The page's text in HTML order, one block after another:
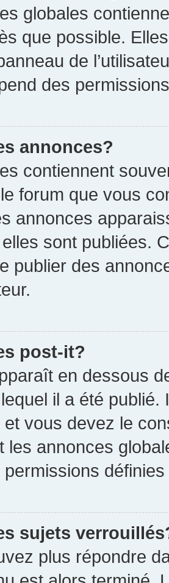
globales
que possible.
de
des
annonces?
contiennent
forum que vous
annonces
sont publiées.
publier des
post-it?
en dessous
il a été
et vous devez le
les annonces
définies
sujets
plus répondre